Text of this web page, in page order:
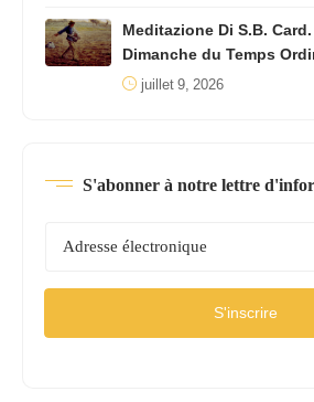
Meditazione Di S.B.
Dimanche du Temps
juillet 9, 2026
S'abonner à notre lettre
S'inscrire